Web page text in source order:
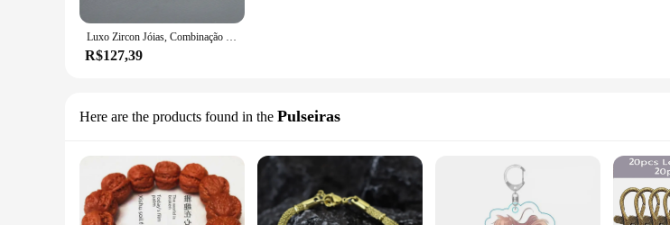
Luxo Zircon Jóias, Combinação de Cadeia Longa Espanhola, Ouro e Prata Urso, Prata 925, Fábrica Frete Grátis
R$127,39
Here are the products found in the Pulseiras